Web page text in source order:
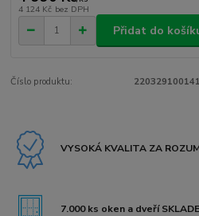
4 124 Kč bez DPH
Přidat do
Číslo produktu:
VYSOKÁ KVALITA ZA
7.000 ks oken a dveří